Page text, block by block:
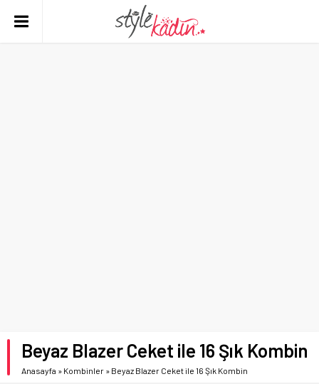
Beyaz Blazer Ceket ile 16 Şık Kombin
Anasayfa » Kombinler » Beyaz Blazer Ceket ile 16 Şık Kombin